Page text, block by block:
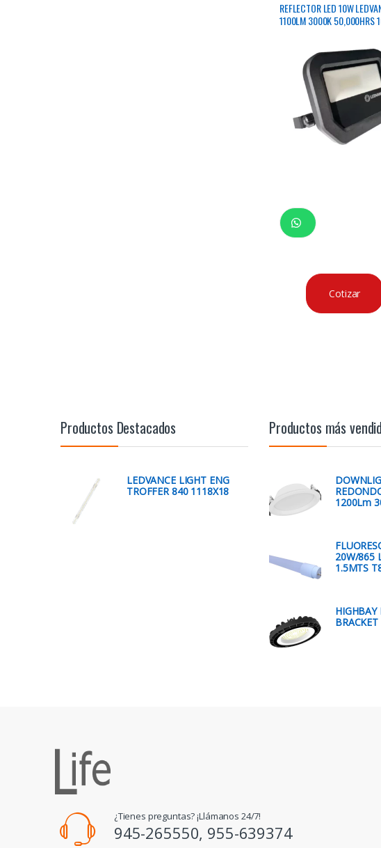
REFLECTOR LED 10W
1100LM 3000K 50,000HRS
Cotizar
Productos Destacados
LEDVANCE LIGHT ENG
TROFFER 840 1118X18
Productos más
1200Lm
20W/865
1.5MTS
HIGHBAY
¿Tienes preguntas? ¡Llámanos 24/7!
945-265550, 955-639374